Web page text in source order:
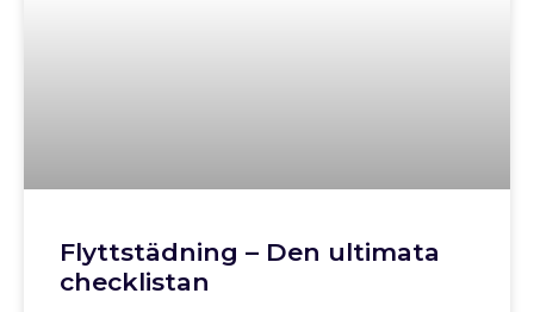
Flyttstädning – Den ultimata
checklistan